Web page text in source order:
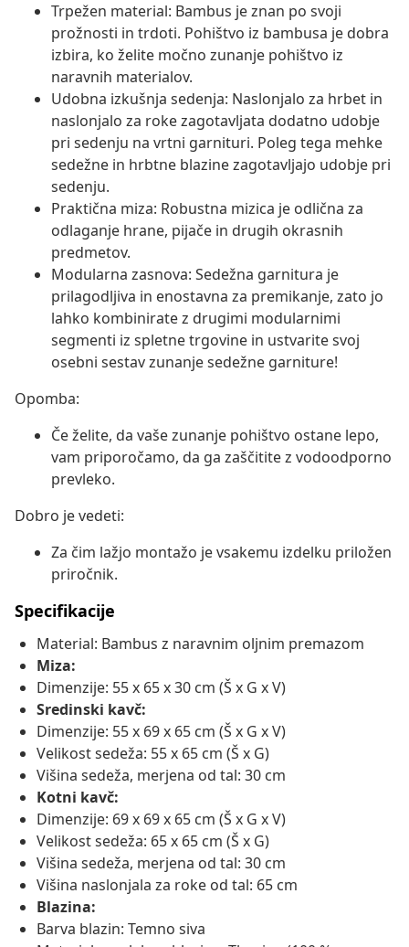
Trpežen material: Bambus je znan po svoji
prožnosti in trdoti. Pohištvo iz bambusa je dobra
izbira, ko želite močno zunanje pohištvo iz
naravnih materialov.
Udobna izkušnja sedenja: Naslonjalo za hrbet in
naslonjalo za roke zagotavljata dodatno udobje
pri sedenju na vrtni garnituri. Poleg tega mehke
sedežne in hrbtne blazine zagotavljajo udobje pri
sedenju.
Praktična miza: Robustna mizica je odlična za
odlaganje hrane, pijače in drugih okrasnih
predmetov.
Modularna zasnova: Sedežna garnitura je
prilagodljiva in enostavna za premikanje, zato jo
lahko kombinirate z drugimi modularnimi
segmenti iz spletne trgovine in ustvarite svoj
osebni sestav zunanje sedežne garniture!
Opomba:
Če želite, da vaše zunanje pohištvo ostane lepo,
vam priporočamo, da ga zaščitite z vodoodporno
prevleko.
Dobro je vedeti:
Za čim lažjo montažo je vsakemu izdelku priložen
priročnik.
Specifikacije
Material: Bambus z naravnim oljnim premazom
Miza:
Dimenzije: 55 x 65 x 30 cm (Š x G x V)
Sredinski kavč:
Dimenzije: 55 x 69 x 65 cm (Š x G x V)
Velikost sedeža: 55 x 65 cm (Š x G)
Višina sedeža, merjena od tal: 30 cm
Kotni kavč:
Dimenzije: 69 x 69 x 65 cm (Š x G x V)
Velikost sedeža: 65 x 65 cm (Š x G)
Višina sedeža, merjena od tal: 30 cm
Višina naslonjala za roke od tal: 65 cm
Blazina:
Barva blazin: Temno siva